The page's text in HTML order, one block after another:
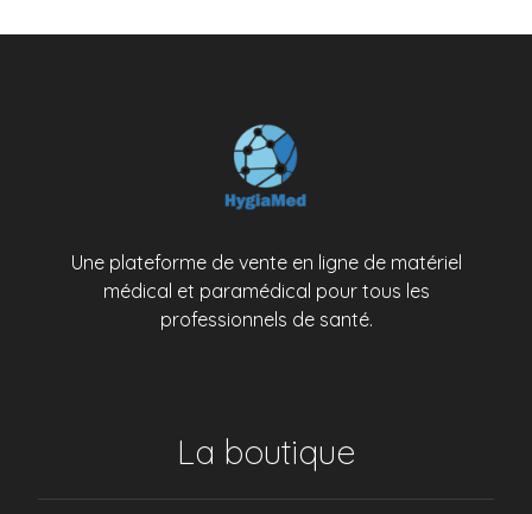
Une plateforme de vente en ligne de matériel
médical et paramédical pour tous les
professionnels de santé.
La boutique